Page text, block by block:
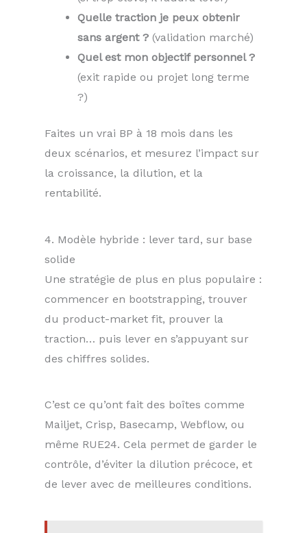
Quelle traction je peux obtenir
sans argent ? (validation marché)
Quel est mon objectif personnel ?
(exit rapide ou projet long terme
?)
Faites un vrai BP à 18 mois dans les
deux scénarios, et mesurez l’impact sur
la croissance, la dilution, et la
rentabilité.
4. Modèle hybride : lever tard, sur base
solide
Une stratégie de plus en plus populaire :
commencer en bootstrapping, trouver
du product-market fit, prouver la
traction… puis lever en s’appuyant sur
des chiffres solides.
C’est ce qu’ont fait des boîtes comme
Mailjet, Crisp, Basecamp, Webflow, ou
même RUE24. Cela permet de garder le
contrôle, d’éviter la dilution précoce, et
de lever avec de meilleures conditions.